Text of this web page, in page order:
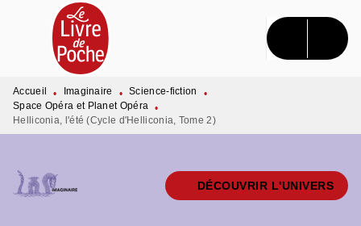
MENU RECHERCHE CONTENU
PIED DE PAGE
Accueil • Imaginaire • Science-fiction
•
Space Opéra et Planet Opéra •
Helliconia, l'été (Cycle d'Helliconia, Tome 2)
DÉCOUVRIR L'UNIVERS